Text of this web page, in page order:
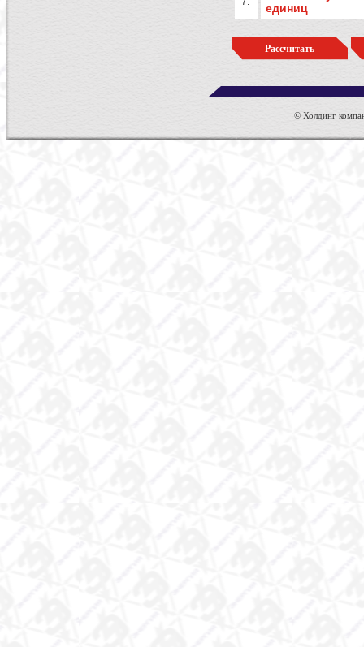
единиц
© Холдинг